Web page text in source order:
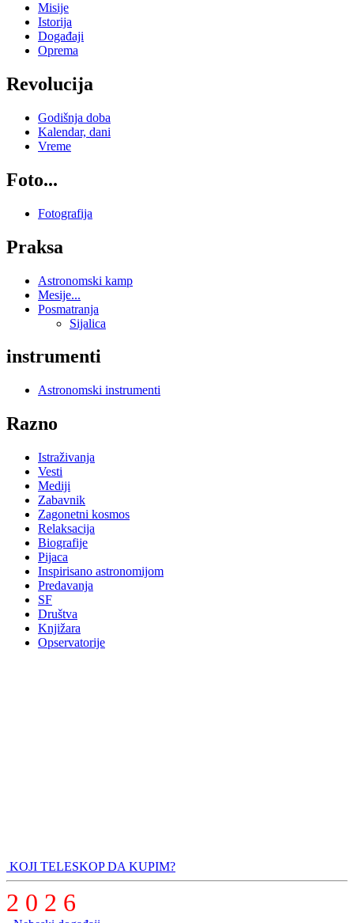
Misije
Istorija
Događaji
Oprema
Revolucija
Godišnja doba
Kalendar, dani
Vreme
Foto...
Fotografija
Praksa
Astronomski kamp
Mesije...
Posmatranja
Sijalica
instrumenti
Astronomski instrumenti
Razno
Istraživanja
Vesti
Mediji
Zabavnik
Zagonetni kosmos
Relaksacija
Biografije
Pijaca
Inspirisano astronomijom
Predavanja
SF
Društva
Knjižara
Opservatorije
KOJI TELESKOP DA KUPIM?
2 0 2 6